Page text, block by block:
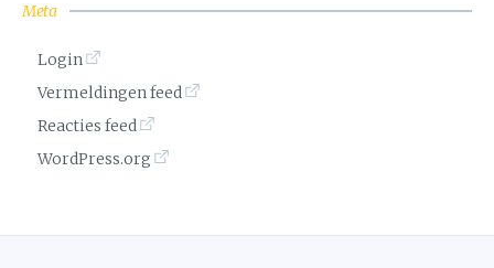
Meta
Login
Vermeldingen feed
Reacties feed
WordPress.org